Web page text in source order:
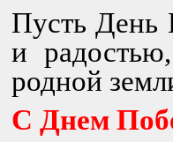
Пусть День
и
родной
С Днем